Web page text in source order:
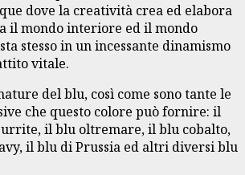
dove la creatività crea ed elabora
il mondo interiore ed il mondo
stesso in un incessante dinamismo
vitale.
del blu, così come sono tante le
che questo colore può fornire: il
il blu oltremare, il blu cobalto,
il blu di Prussia ed altri diversi blu